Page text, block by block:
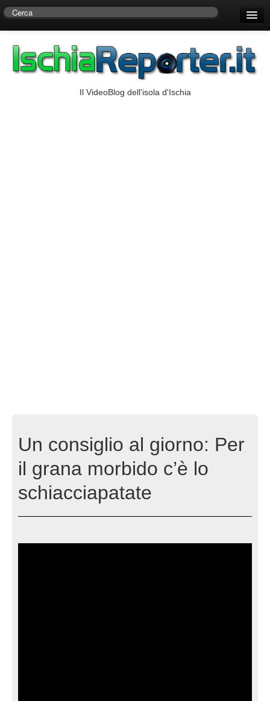
Centro di Ricerche Storiche D’Ambra
Il VideoBlog dell'isola d'Ischia
Un consiglio al giorno: Per
il grana morbido c’è lo
schiacciapatate